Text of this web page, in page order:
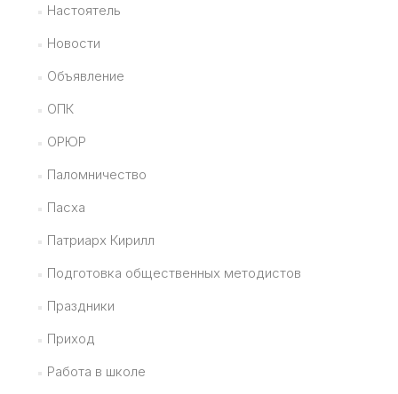
Настоятель
Новости
Объявление
ОПК
ОРЮР
Паломничество
Пасха
Патриарх Кирилл
Подготовка общественных методистов
Праздники
Приход
Работа в школе